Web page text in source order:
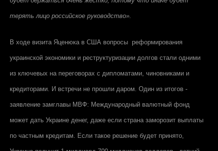
терять лицо российское руководство».
В ходе визита Яценюка в США вопросы реформирования
украинской экономики и реструктуризации долгов стали одними
из ключевых на переговорах с дипломатами, чиновниками и
кредиторами. И встречи не прошли даром. Один из итогов -
заявление замглавы МВФ: Международный валютный фонд
может дать Украине денег, даже если страна заморозит выплаты
по частным кредитам. Если такое решение будет принято,